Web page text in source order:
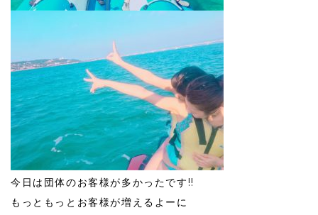
今日は団体のお客様が多かったです!!
もっともっとお客様が増えるよーに